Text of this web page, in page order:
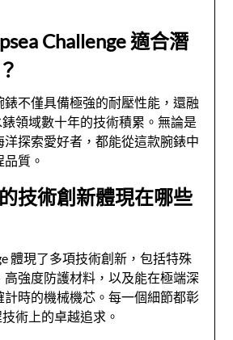
Challenge 適合潛
不僅具備極強的耐壓性能，還融
錶領域數十年的技術積累。無論是
探索愛好者，都能從這款腕錶中
質。
技術創新體現在哪些
體現了多項技術創新，包括特殊
高強度防護材料，以及能在極端深
計時的機械機芯。每一個細節都彰
術上的卓越追求。